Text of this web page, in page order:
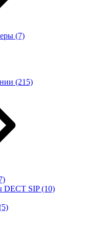
(7)
(215)
DECT SIP(10)